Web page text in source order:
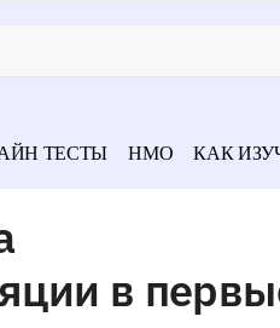
ТЕСТЫ НМО КАК
в